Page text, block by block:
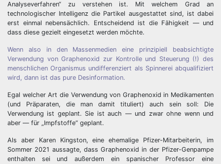
Analyseverfahren“ zu verstehen ist. Mit welchem Grad an
technologischer Intelligenz die Partikel ausgestattet sind, ist dabei
erst einmal nebensächlich. Entscheidend ist die Fähigkeit — und
dass diese gezielt eingesetzt werden möchte.
Wenn also in den Massenmedien eine prinzipiell beabsichtigte
Verwendung von Graphenoxid zur Kontrolle und Steuerung (!) des
menschlichen Organismus undifferenziert als Spinnerei abqualifiziert
wird, dann ist das pure Desinformation.
Egal welcher Art die Verwendung von Graphenoxid in Medikamenten
(und Präparaten, die man damit tituliert) auch sein soll: Die
Verwendung ist geplant. Sie ist auch — und zwar ohne wenn und
aber — für „Impfstoffe“ geplant.
Als aber Karen Kingston, eine ehemalige Pfizer-Mitarbeiterin, im
Sommer 2021 aussagte, dass Graphenoxid in der Pfizer-Genpampe
enthalten sei und außerdem ein spanischer Professor eine